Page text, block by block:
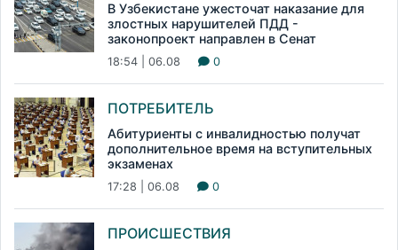
В Узбекистане ужесточат наказание для
злостных нарушителей ПДД -
законопроект направлен в Сенат
18:54 | 06.08 0
ПОТРЕБИТЕЛЬ
Абитуриенты с инвалидностью получат
дополнительное время на вступительных
экзаменах
17:28 | 06.08 0
ПРОИСШЕСТВИЯ